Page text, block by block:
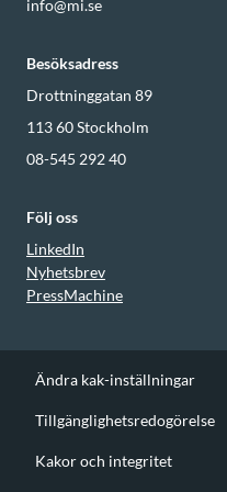
info@mi.se
Besöksadress
Drottninggatan 89
113 60Stockholm
08-545 292 40
Följ oss
LinkedIn
Nyhetsbrev
PressMachine
Ändra kak-inställningar
Tillgänglighetsredogörelse
Kakor och integritet